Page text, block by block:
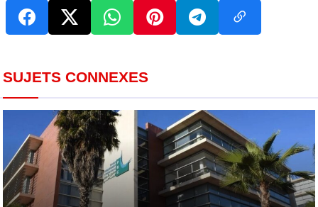
SUJETS CONNEXES